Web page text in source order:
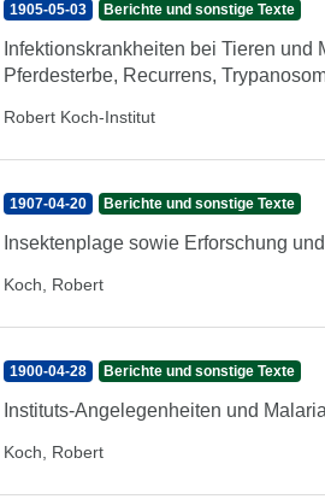
1905-05-03 Berichte und sonstige Texte
Infektionskrankheiten bei Tieren
Pferdesterbe, Recurrens,
Robert Koch-Institut
1907-04-20 Berichte und sonstige Texte
Insektenplage sowie Erforschung
Koch, Robert
1900-04-28 Berichte und sonstige Texte
Instituts-Angelegenheiten und
Koch, Robert